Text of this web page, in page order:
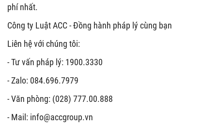
phí nhất.
Công ty Luật ACC - Đồng hành pháp lý cùng bạn
Liên hệ với chúng tôi:
-Tư vấn pháp lý: 1900.3330
-Zalo: 084.696.7979
-Văn phòng: (028) 777.00.888
- Mail: info@accgroup.vn